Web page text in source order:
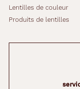
Lentilles de couleur
Produits de lentilles